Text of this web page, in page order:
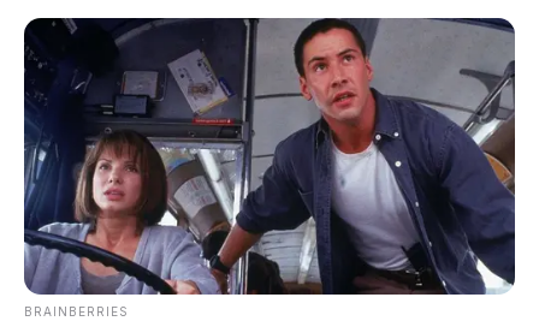
Home harga mobil»leapmotor »Leapmotor D99
mobil
listrik
»Review Mobil»
Leapmotor D99: MPV Listrik 1.000V
dengan Kursi Pijat & Range 1.200 Km,
Siap Lawan Alphard
BRAINBERRIES